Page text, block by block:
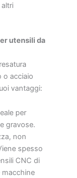
utensili da
o acciaio
vantaggi:
per
gravose.
non
spesso
CNC di
macchine